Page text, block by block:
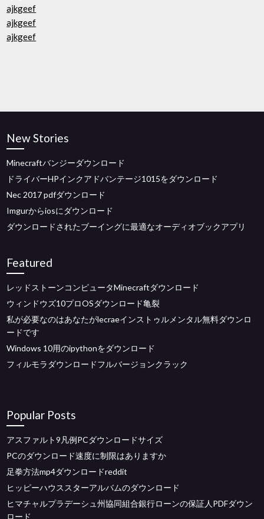
ajkgeef
ajkgeef
ajkgeef
New Stories
Minecraftバンジーダウンロード
ドライバーHPインクアドバンテージ1015をダウンロード
Nec 2017 pdfダウンロード
Imgurからiosにダウンロード
ダウンロードされたブーイングに最適なオーディオブックアプリ
Featured
レッドストーンコンピュータMinecraftダウンロード
ウィンドウズ10プロOSダウンロード亀裂
私が必要なのはあなたがlecraeインストゥルメンタル無料ダウンロ
ードです
Windows 10用のipythonをダウンロード
フィルモラダウンロードフルバージョンクラック
Popular Posts
アスファルト9凡例PCダウンロードサイズ
PCのダウンロード速度に制限はありますか
足拳方法mp4ダウンロードreddit
ヒッピーハウススターアルバムのダウンロード
ヒマチャルプラデーシュ州協同組合銀行ローンの保証人PDFダウン
ロード